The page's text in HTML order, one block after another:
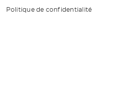
Politique de confidentialité